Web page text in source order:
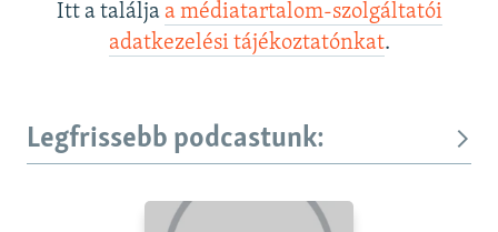
Itt a találja a médiatartalom-szolgáltatói
adatkezelési tájékoztatónkat.
Legfrissebb podcastunk: